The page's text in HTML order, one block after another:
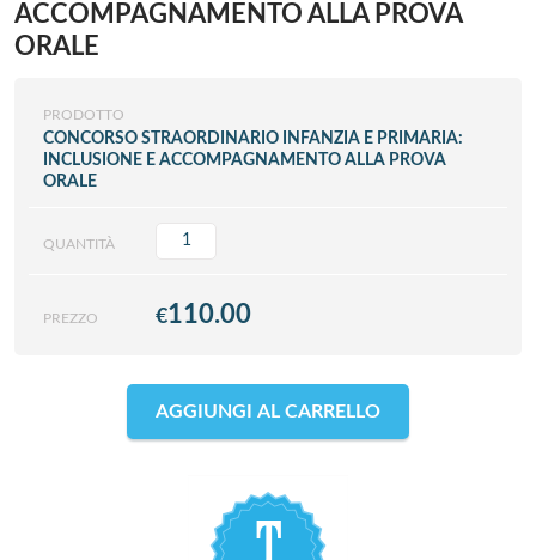
ACCOMPAGNAMENTO ALLA PROVA
ORALE
PRODOTTO
CONCORSO STRAORDINARIO INFANZIA E PRIMARIA:
INCLUSIONE E ACCOMPAGNAMENTO ALLA PROVA
ORALE
QUANTITÀ
PREZZO €110.00
AGGIUNGI AL CARRELLO